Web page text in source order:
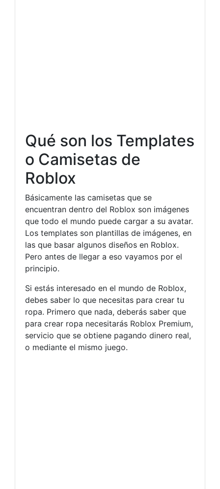
Qué son los Templates
o Camisetas de
Roblox
Básicamente las camisetas que se
encuentran dentro del Roblox son imágenes
que todo el mundo puede cargar a su avatar.
Los templates son plantillas de imágenes, en
las que basar algunos diseños en Roblox.
Pero antes de llegar a eso vayamos por el
principio.
Si estás interesado en el mundo de Roblox,
debes saber lo que necesitas para crear tu
ropa. Primero que nada, deberás saber que
para crear ropa necesitarás Roblox Premium,
servicio que se obtiene pagando dinero real,
o mediante el mismo juego.